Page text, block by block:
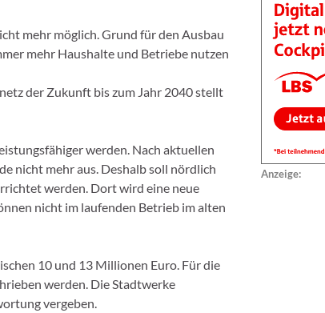
mehr möglich. Grund für den Ausbau
mehr Haushalte und Betriebe nutzen
der Zukunft bis zum Jahr 2040 stellt
werden. Nach aktuellen
nicht mehr aus. Deshalb soll nördlich
werden. Dort wird eine neue
nicht im laufenden Betrieb im alten
10 und 13 Millionen Euro. Für die
werden. Die Stadtwerke
vergeben.
Anzeige: